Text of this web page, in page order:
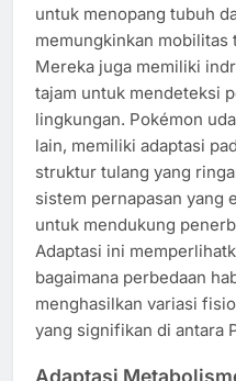
untuk menopang tubuh
memungkinkan mobilitas
Mereka juga memiliki
tajam untuk mendeteksi
lingkungan. Pokémon
lain, memiliki adaptasi
struktur tulang yang
sistem pernapasan yang
untuk mendukung
Adaptasi ini
bagaimana perbedaan
menghasilkan variasi
yang signifikan di antara
Adaptasi